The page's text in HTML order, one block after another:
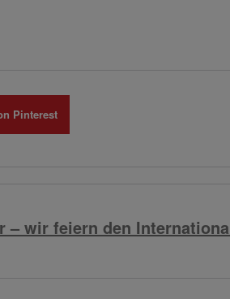
Pinterest
– wir feiern den